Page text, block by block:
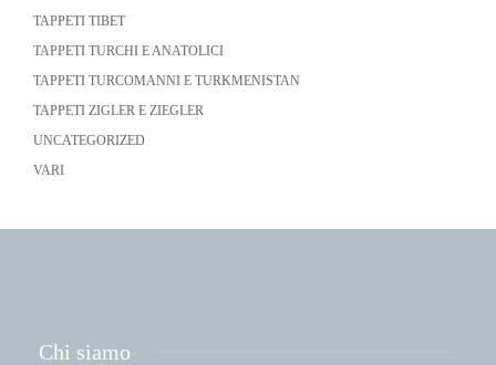
TAPPETI TIBET
TAPPETI TURCHI E ANATOLICI
TAPPETI TURCOMANNI E TURKMENISTAN
TAPPETI ZIGLER E ZIEGLER
UNCATEGORIZED
VARI
Chi siamo